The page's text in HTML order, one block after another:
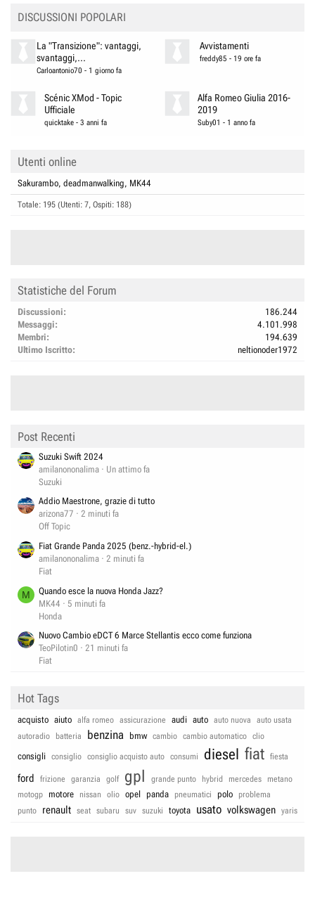
s
DISCUSSIONI POPOLARI
La "Transizione": vantaggi,
svantaggi,...
Carloantonio70 - 1 giorno fa
Avvistamenti
freddy85 - 19 ore fa
Scénic XMod - Topic
Ufficiale
quicktake -3 anni fa
Alfa Romeo Giulia 2016-
2019
Suby01 - 1 anno fa
Utenti online
Sakurambo deadmanwalking MK44
Totale: 195 (Utenti: 7, Ospiti: 188)
Statistiche del Forum
Discussioni
186.244
Messaggi
4.101.998
Membri
194.639
Ultimo Iscritto
neltionoder1972
Post Recenti
Suzuki Swift 2024
amilanononalima
Un attimo fa
Suzuki
Addio Maestrone, grazie di tutto
arizona77
2 minuti fa
Off Topic
Fiat Grande Panda 2025 (benz.-hybrid-el.)
amilanononalima
2 minuti fa
Fiat
M
Quando esce la nuova Honda Jazz?
MK44
5 minuti fa
Honda
Nuovo Cambio eDCT 6 Marce Stellantis ecco come funziona
TeoPilotin0
21 minuti fa
Fiat
Hot Tags
acquisto aiuto alfa romeo assicurazione audi auto auto nuova
auto usata
autoradio
batteria benzina bmw cambio cambio automatico clio
consigli consiglio consiglio acquisto auto consumi diesel fiat fiesta
ford frizione garanzia golf gpl grande punto hybrid mercedes
metano
motogp
motore nissan olio opel panda pneumatici polo
problema
punto
renault seat subaru suv suzuki toyota usato volkswagen yaris